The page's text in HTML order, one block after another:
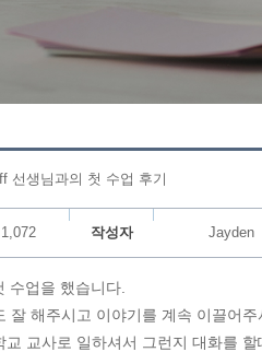
선생님과의 첫 수업 후기
1,072 작성자 Jayden
수업을 했습니다.
잘 해주시고 이야기를 계속 이끌어
교 교사로 일하셔서 그런지 대화를